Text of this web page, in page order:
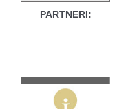
PARTNERI: